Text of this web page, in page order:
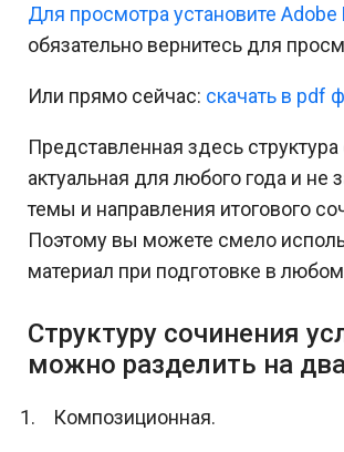
Для просмотра установите Adobe
обязательно вернитесь для
Или прямо сейчас: cкачать в pdf
Представленная здесь
актуальная для любого года и не
темы и направления итогового
Поэтому вы можете смело
материал при подготовке в
Структуру сочинения
можно разделить на
Композиционная.